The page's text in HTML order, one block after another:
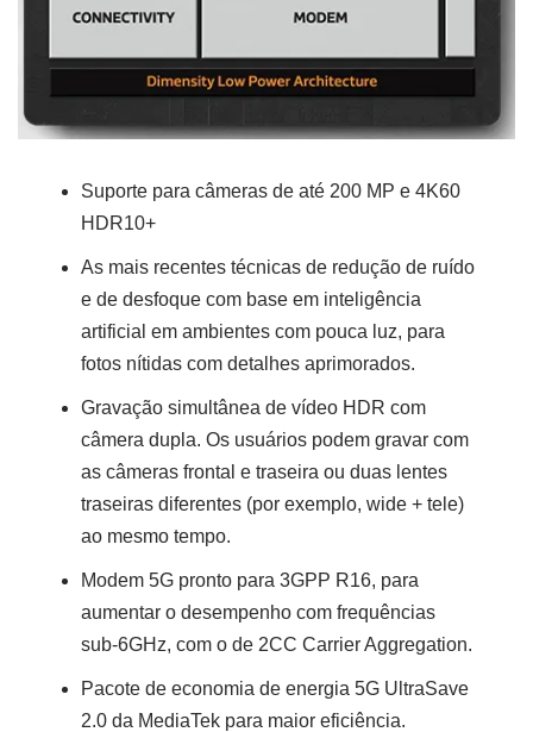
Suporte para câmeras de até 200 MP e 4K60
HDR10+
As mais recentes técnicas de redução de ruído
e de desfoque com base em inteligência
artificial em ambientes com pouca luz, para
fotos nítidas com detalhes aprimorados.
Gravação simultânea de vídeo HDR com
câmera dupla. Os usuários podem gravar com
as câmeras frontal e traseira ou duas lentes
traseiras diferentes (por exemplo, wide + tele)
ao mesmo tempo.
Modem 5G pronto para 3GPP R16, para
aumentar o desempenho com frequências
sub-6GHz, com o de 2CC Carrier Aggregation.
Pacote de economia de energia 5G UltraSave
2.0 da MediaTek para maior eficiência.